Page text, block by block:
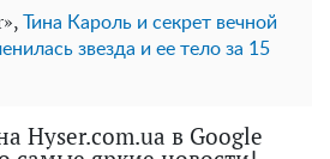
Тина Кароль и секрет вечной
звезда и ее тело за 15
Hyser.com.ua в Google